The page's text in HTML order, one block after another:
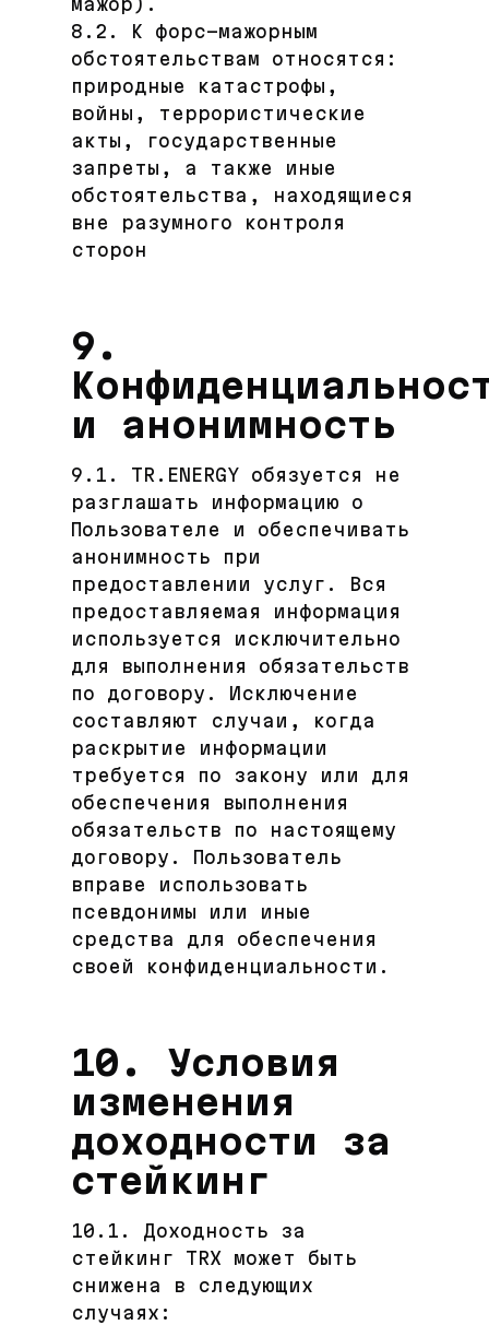
8.2. К форс-мажорным
обстоятельствам относятся:
природные катастрофы,
войны, террористические
акты, государственные
запреты, а также иные
обстоятельства, находящиеся
вне разумного контроля
сторон
9.
и анонимность
9.1. TR.ENERGY обязуется не
разглашать информацию о
Пользователе и обеспечивать
анонимность при
предоставлении услуг. Вся
предоставляемая информация
используется исключительно
для выполнения обязательств
по договору. Исключение
составляют случаи, когда
раскрытие информации
требуется по закону или для
обеспечения выполнения
обязательств по настоящему
договору. Пользователь
вправе использовать
псевдонимы или иные
средства для обеспечения
своей конфиденциальности.
10. Условия
изменения
доходности за
стейкинг
10.1. Доходность за
стейкинг TRX может быть
снижена в следующих
случаях: